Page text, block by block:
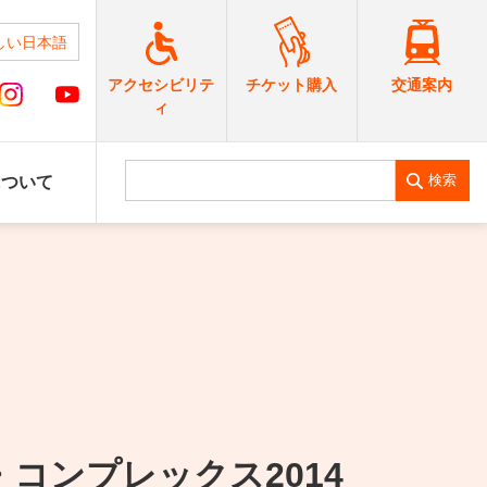
い日本語
アクセシビリテ
ィ
チケット購入 交通案内
いて 検索
コンプレックス2014